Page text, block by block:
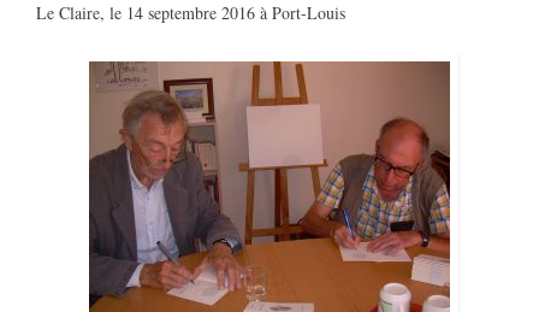
Le Claire, le 14 septembre 2016 à Port-Louis